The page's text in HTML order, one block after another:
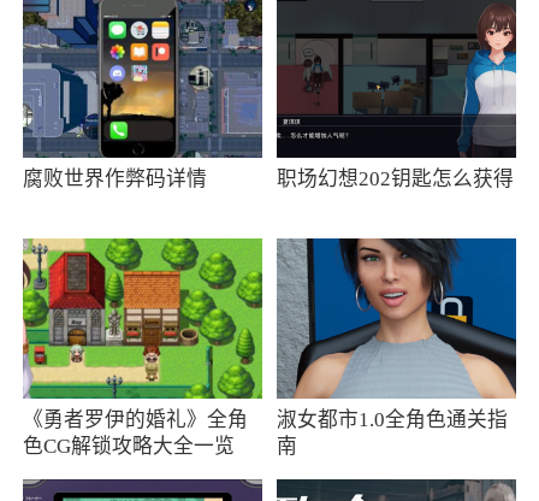
1、能全方位辅助玩家高效率的完成游戏，给
玩家带来极致的游戏体验
2、通过炉石盒子软件可以更方便的查看你的
游戏各种数据，同时每天都能获取炉石传说的各
种最新的资讯信息，还有游戏活动，给你的游戏
更新日志
1、优化用户体验
更新日志
炉石盒子重新上架啦！
腐败世界作弊码详情 职场幻想202钥匙怎么获得
《勇者罗伊的婚礼》全角
色CG解锁攻略大全一览
淑女都市1.0全角色通关指
南